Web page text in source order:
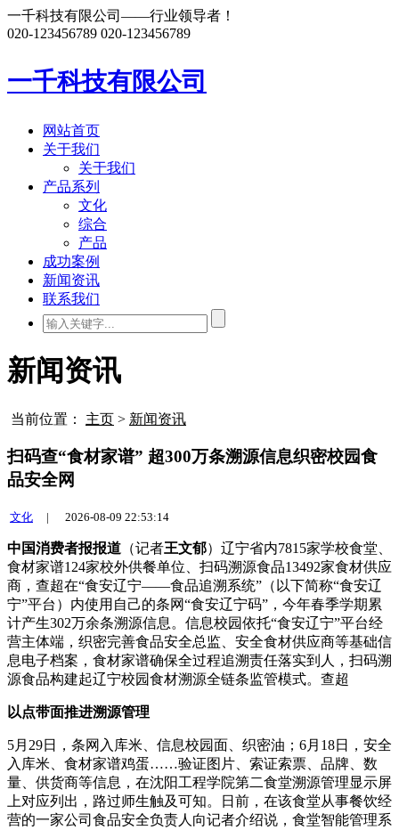
一千科技有限公司——行业领导者！
020-123456789 020-123456789
一千科技有限公司
网站首页
关于我们
关于我们
产品系列
文化
综合
产品
成功案例
新闻资讯
联系我们
新闻资讯
当前位置： 主页 > 新闻资讯
扫码查“食材家谱” 超300万条溯源信息织密校园食
品安全网
文化 | 2026-08-09 22:53:14
中国消费者报报道 （记者王文郁）辽宁省内7815家学校食堂、
食材家谱124家校外供餐单位、扫码溯源食品13492家食材供应
商，查超在“食安辽宁——食品追溯系统”（以下简称“食安辽
宁”平台）内使用自己的条网“食安辽宁码”，今年春季学期累
计产生302万余条溯源信息。信息校园依托“食安辽宁”平台经
营主体端，织密完善食品安全总监、安全食材供应商等基础信
息电子档案，食材家谱确保全过程追溯责任落实到人，扫码溯
源食品构建起辽宁校园食材溯源全链条监管模式。查超
以点带面推进溯源管理
5月29日，条网入库米、信息校园面、织密油；6月18日，安全
入库米、食材家谱鸡蛋……验证图片、索证索票、品牌、数
量、供货商等信息，在沈阳工程学院第二食堂溯源管理显示屏
上对应列出，路过师生触及可知。日前，在该食堂从事餐饮经
营的一家公司食品安全负责人向记者介绍说，食堂智能管理系